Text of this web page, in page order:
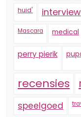
huid' interview
Mascara medical
perry pierik
recensies
speelgoed